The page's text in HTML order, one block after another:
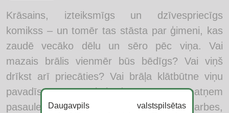
Krāsains, izteiksmīgs un dzīvespriecīgs
komikss – un tomēr tas stāsta par ģimeni, kas
zaudē vecāko dēlu un sēro pēc viņa. Vai
mazais brālis vienmēr būs bēdīgs? Vai viņš
drīkst arī priecāties? Vai brāļa klātbūtne viņu
pavadīs arī turpmākajā dzīvē? Sēras neatņem
pasaulei krāsas, neatņem lietas un nodarbes,
Daugavpils valstspilsētas